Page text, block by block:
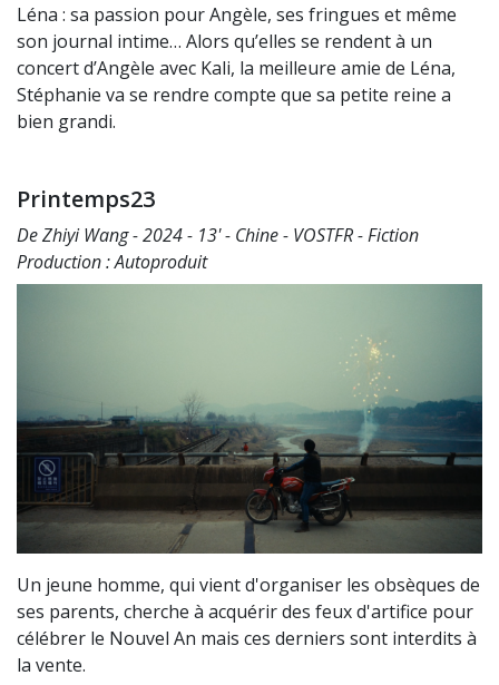
Léna : sa passion pour Angèle, ses fringues et même
son journal intime… Alors qu’elles se rendent à un
concert d’Angèle avec Kali, la meilleure amie de Léna,
Stéphanie va se rendre compte que sa petite reine a
bien grandi.
Printemps23
De Zhiyi Wang - 2024 - 13' - Chine - VOSTFR - Fiction
Production : Autoproduit
Un jeune homme, qui vient d'organiser les obsèques de
ses parents, cherche à acquérir des feux d'artifice pour
célébrer le Nouvel An mais ces derniers sont interdits à
la vente.